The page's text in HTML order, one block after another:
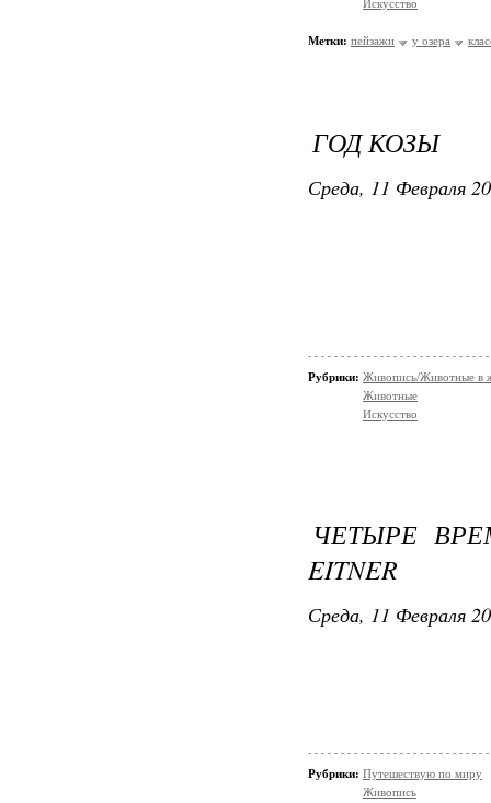
Искусство
Метки: пейзажи у озера
ГОД КОЗЫ
Среда, 11 Февраля
Рубрики: Живопись/Животные в
Животные
Искусство
ЧЕТЫРЕ
EITNER
Среда, 11 Февраля
Рубрики: Путешествую по миру
Живопись